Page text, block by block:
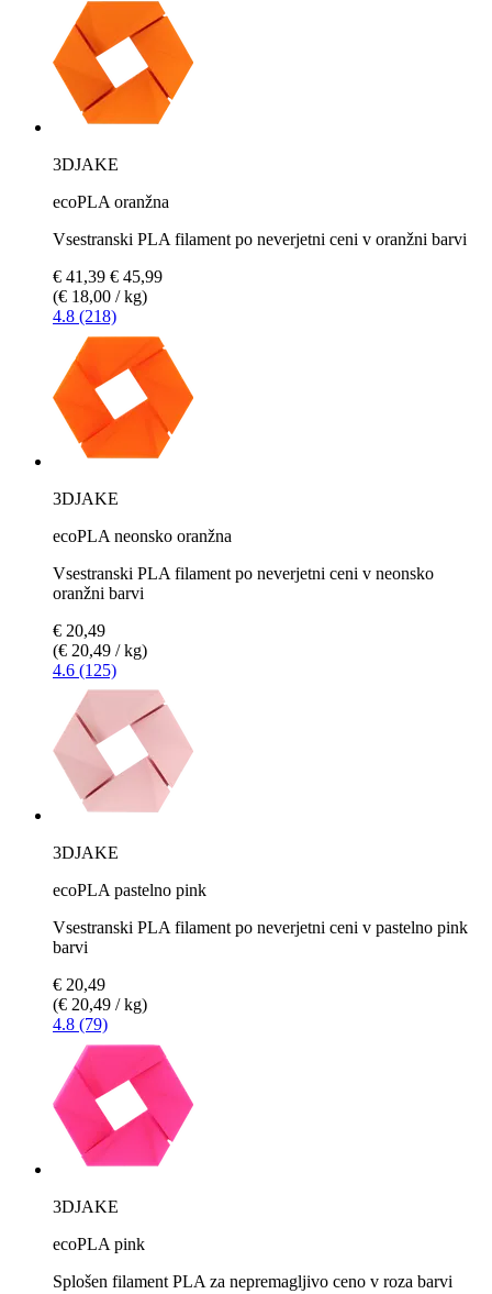
3DJAKE
ecoPLA oranžna
Vsestranski PLA filament po neverjetni ceni v oranžni barvi
€ 41,39 € 45,99
(€ 18,00 / kg)
4.8 (218)
3DJAKE
ecoPLA neonsko oranžna
Vsestranski PLA filament po neverjetni ceni v neonsko
oranžni barvi
€ 20,49
(€ 20,49 / kg)
4.6 (125)
3DJAKE
ecoPLA pastelno pink
Vsestranski PLA filament po neverjetni ceni v pastelno pink
barvi
€ 20,49
(€ 20,49 / kg)
4.8 (79)
3DJAKE
ecoPLA pink
Splošen filament PLA za nepremagljivo ceno v roza barvi